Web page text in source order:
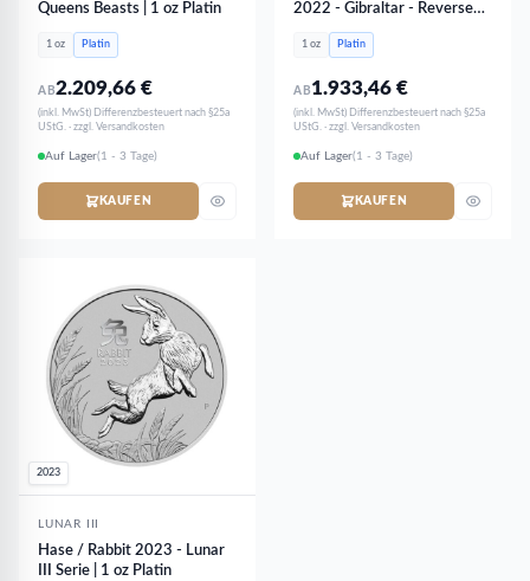
Queens Beasts | 1 oz Platin
1 oz Platin
AB2.209,66€
(inkl. MwSt) Differenzbesteuert nach §25a
UStG. · zzgl. Versandkosten
Auf Lager(1 - 3 Tage)
KAUFEN
2022 - Gibraltar - Reverse
PROOF PP | 1 oz Platin
1 oz Platin
AB 1.933,46€
(inkl. MwSt) Differenzbesteuert nach §25a
UStG. · zzgl. Versandkosten
Auf Lager(1 - 3 Tage)
KAUFEN
2023
LUNAR III
Hase / Rabbit 2023 - Lunar
III Serie | 1 oz Platin